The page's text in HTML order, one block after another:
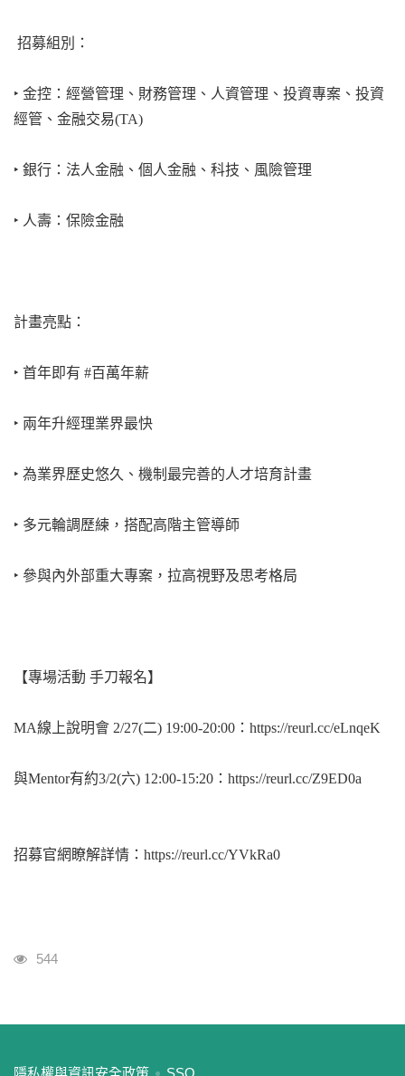
招募組別：
‣ 金控：經營管理、財務管理、人資管理、投資專案、投資
經管、金融交易(TA)
‣ 銀行：法人金融、個人金融、科技、風險管理
‣ 人壽：保險金融
計畫亮點：
‣ 首年即有 #百萬年薪
‣ 兩年升經理業界最快
‣ 為業界歷史悠久、機制最完善的人才培育計畫
‣ 多元輪調歷練，搭配高階主管導師
‣ 參與內外部重大專案，拉高視野及思考格局
【專場活動 手刀報名】
MA線上說明會 2/27(二) 19:00-20:00：https://reurl.cc/eLnqeK
與Mentor有約3/2(六) 12:00-15:20：https://reurl.cc/Z9ED0a
招募官網瞭解詳情：https://reurl.cc/YVkRa0
瀏覽人次
544
:::